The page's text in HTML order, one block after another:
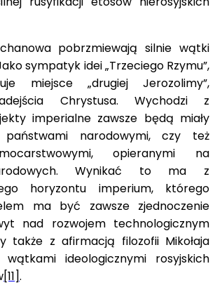
pobrzmiewają silnie wątki
sympatyk idei „Trzeciego Rzymu”,
miejsce „drugiej Jerozolimy”,
Chrystusa. Wychodzi z
imperialne zawsze będą miały
narodowymi, czy też
opieranymi na
Wynikać to ma z
horyzontu imperium, którego
ma być zawsze zjednoczenie
nad rozwojem technologicznym
także z afirmacją filozofii Mikołaja
ideologicznymi rosyjskich
[11].